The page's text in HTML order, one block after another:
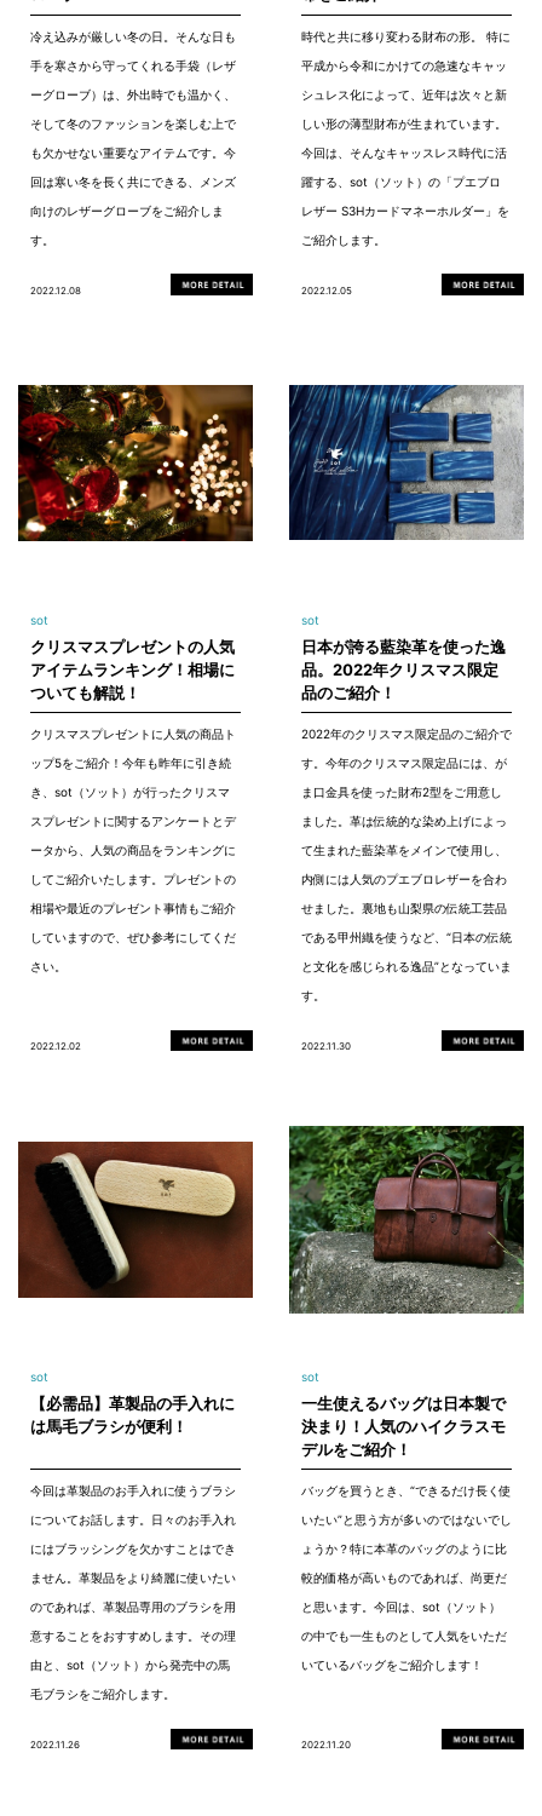
冷え込みが厳しい冬の日。そんな日も
手を寒さから守ってくれる手袋（レザ
ーグローブ）は、外出時でも温かく、
そして冬のファッションを楽しむ上で
も欠かせない重要なアイテムです。今
回は寒い冬を長く共にできる、メンズ
向けのレザーグローブをご紹介しま
す。
2022.12.08
時代と共に移り変わる財布の形。 特に
平成から令和にかけての急速なキャッ
シュレス化によって、近年は次々と新
しい形の薄型財布が生まれています。
今回は、そんなキャッスレス時代に活
躍する、sot（ソット）の「プエブロ
レザー S3Hカードマネーホルダー」を
ご紹介します。
2022.12.05
sot
クリスマスプレゼントの人気
アイテムランキング！相場に
ついても解説！
クリスマスプレゼントに人気の商品ト
ップ5をご紹介！今年も昨年に引き続
き、sot（ソット）が行ったクリスマ
スプレゼントに関するアンケートとデ
ータから、人気の商品をランキングに
してご紹介いたします。プレゼントの
相場や最近のプレゼント事情もご紹介
していますので、ぜひ参考にしてくだ
さい。
2022.12.02
sot
日本が誇る藍染革を使った逸
品。2022年クリスマス限定
品のご紹介！
2022年のクリスマス限定品のご紹介で
す。今年のクリスマス限定品には、が
ま口金具を使った財布2型をご用意し
ました。革は伝統的な染め上げによっ
て生まれた藍染革をメインで使用し、
内側には人気のプエブロレザーを合わ
せました。裏地も山梨県の伝統工芸品
である甲州織を使うなど、“日本の伝統
と文化を感じられる逸品”となっていま
す。
2022.11.30
sot
【必需品】革製品の手入れに
は馬毛ブラシが便利！
今回は革製品のお手入れに使うブラシ
についてお話します。日々のお手入れ
にはブラッシングを欠かすことはでき
ません。革製品をより綺麗に使いたい
のであれば、革製品専用のブラシを用
意することをおすすめします。その理
由と、sot（ソット）から発売中の馬
毛ブラシをご紹介します。
2022.11.26
sot
一生使えるバッグは日本製で
決まり！人気のハイクラスモ
デルをご紹介！
バッグを買うとき、“できるだけ長く使
いたい”と思う方が多いのではないでし
ょうか？特に本革のバッグのように比
較的価格が高いものであれば、尚更だ
と思います。今回は、sot（ソット）
の中でも一生ものとして人気をいただ
いているバッグをご紹介します！
2022.11.20